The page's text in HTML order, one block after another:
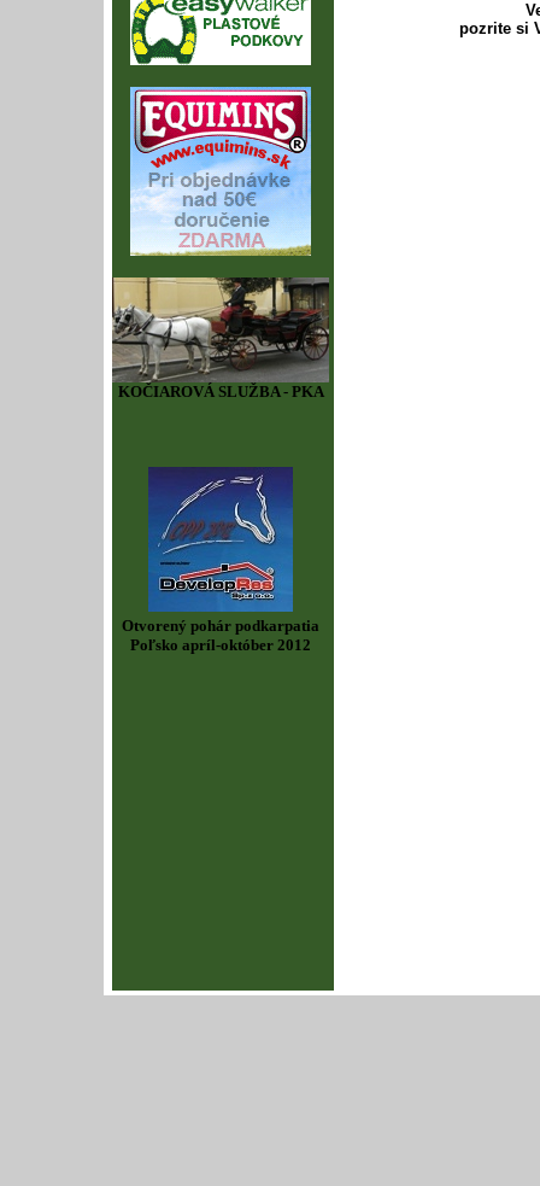
KOČIAROVÁ SLUŽBA - PKA
Otvorený pohár podkarpatia
Poľsko apríl-október 2012
pozrite si